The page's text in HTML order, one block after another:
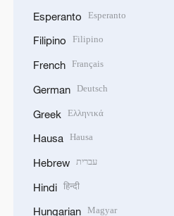
Esperanto Esperanto
Filipino Filipino
French Français
German Deutsch
Greek Ελληνικά
Hausa Hausa
Hebrew עברית
Hindi हिन्दी
Hungarian Magyar